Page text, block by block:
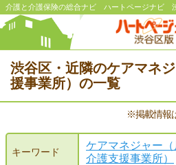
介護と介護保険の総合ナビ ハートページナビ
渋谷区・近隣のケアマネ
援事業所）の一覧
※掲載情報
キーワード
ケアマネジャー（
介護支援事業所）